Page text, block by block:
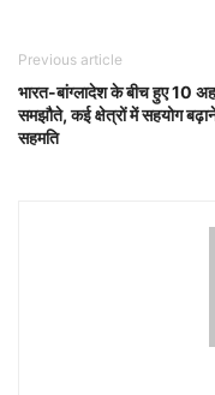
Previous article
भारत-बांग्लादेश के बीच हुए 10
समझौते, कई क्षेत्रों में सहयोग
सहमति